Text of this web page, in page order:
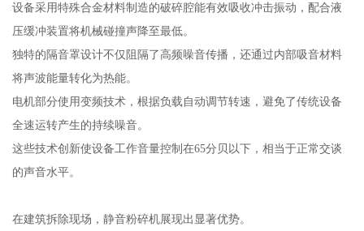
设备采用特殊合金材料制造的破碎腔能有效吸收冲击振动，配合液
压缓冲装置将机械碰撞声降至最低。
独特的隔音罩设计不仅阻隔了高频噪音传播，还通过内部吸音材料
将声波能量转化为热能。
电机部分使用变频技术，根据负载自动调节转速，避免了传统设备
全速运转产生的持续噪音。
这些技术创新使设备工作音量控制在65分贝以下，相当于正常交谈
的声音水平。
在建筑拆除现场，静音粉碎机展现出显著优势。